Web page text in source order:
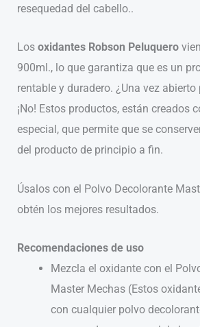
resequedad del cabello..
Los oxidantes Robson Peluquero
900ml., lo que garantiza que es un
rentable y duradero. ¿Una vez
¡No! Estos productos, están creados
especial, que permite que se
del producto de principio a fin.
Úsalos con el Polvo Decolorante
obtén los mejores resultados.
Recomendaciones de uso
Mezcla el oxidante con el
Master Mechas (Estos
con cualquier polvo